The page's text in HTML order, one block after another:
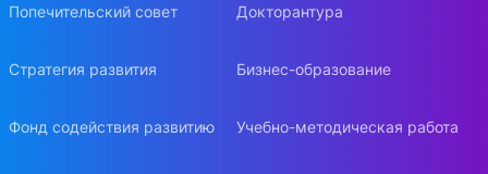
Попечительский совет
Стратегия развития
Фонд содействия развитию
Докторантура
Бизнес-образование
Учебно-методическая работа